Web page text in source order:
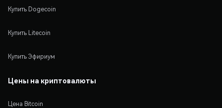
Купить Dogecoin
Купить Litecoin
Купить Эфириум
Цены на криптовалюты
Цена Bitcoin